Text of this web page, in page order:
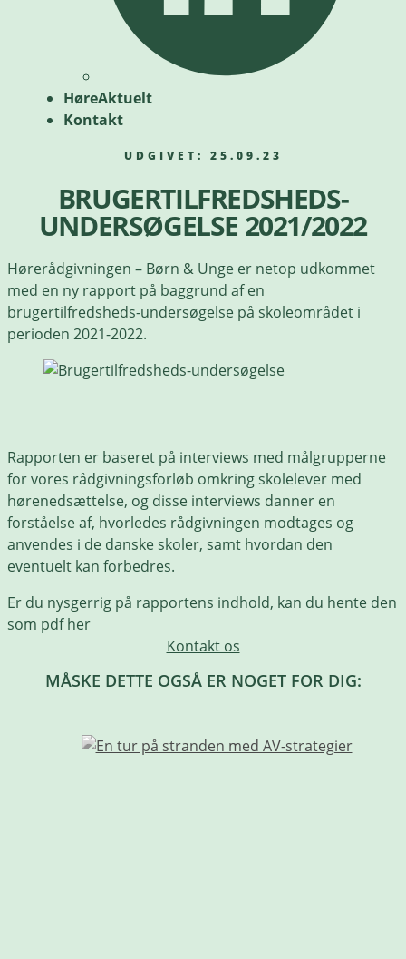
HøreAktuelt
Kontakt
UDGIVET: 25.09.23
BRUGERTILFREDSHEDS-
UNDERSØGELSE 2021/2022
Hørerådgivningen – Børn & Unge er netop udkommet
med en ny rapport på baggrund af en
brugertilfredsheds-undersøgelse på skoleområdet i
perioden 2021-2022.
Rapporten er baseret på interviews med målgrupperne
for vores rådgivningsforløb omkring skolelever med
hørenedsættelse, og disse interviews danner en
forståelse af, hvorledes rådgivningen modtages og
anvendes i de danske skoler, samt hvordan den
eventuelt kan forbedres.
Er du nysgerrig på rapportens indhold, kan du hente den
som pdfher
Kontakt os
MÅSKE DETTE OGSÅ ER NOGET FOR DIG: